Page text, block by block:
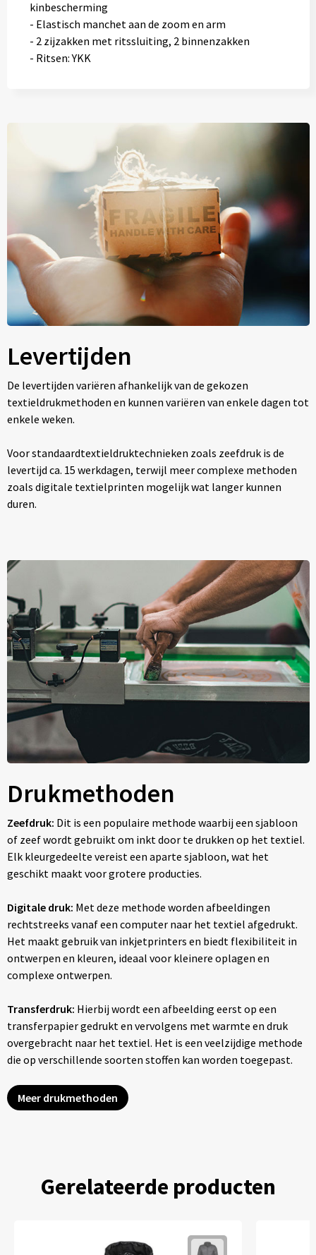
kinbescherming
- Elastisch manchet aan de zoom en arm
- 2 zijzakken met ritssluiting, 2 binnenzakken
- Ritsen: YKK
Levertijden
De levertijden variëren afhankelijk van de gekozen
textieldrukmethoden en kunnen variëren van enkele dagen tot
enkele weken.
Voor standaardtextieldruktechnieken zoals zeefdruk is de
levertijd ca. 15 werkdagen, terwijl meer complexe methoden
zoals digitale textielprinten mogelijk wat langer kunnen
duren.
Drukmethoden
Zeefdruk: Dit is een populaire methode waarbij een sjabloon
of zeef wordt gebruikt om inkt door te drukken op het textiel.
Elk kleurgedeelte vereist een aparte sjabloon, wat het
geschikt maakt voor grotere producties.
Digitale druk: Met deze methode worden afbeeldingen
rechtstreeks vanaf een computer naar het textiel afgedrukt.
Het maakt gebruik van inkjetprinters en biedt flexibiliteit in
ontwerpen en kleuren, ideaal voor kleinere oplagen en
complexe ontwerpen.
Transferdruk: Hierbij wordt een afbeelding eerst op een
transferpapier gedrukt en vervolgens met warmte en druk
overgebracht naar het textiel. Het is een veelzijdige methode
die op verschillende soorten stoffen kan worden toegepast.
Meer drukmethoden
Gerelateerde producten